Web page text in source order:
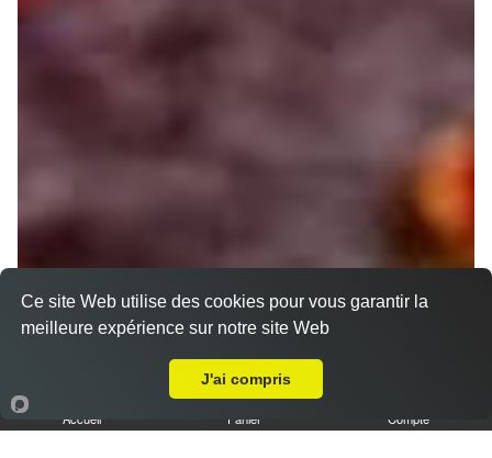
Accueil Panier Compte
Ce site Web utilise des cookies pour vous garantir la
meilleure expérience sur notre site Web
J'ai compris